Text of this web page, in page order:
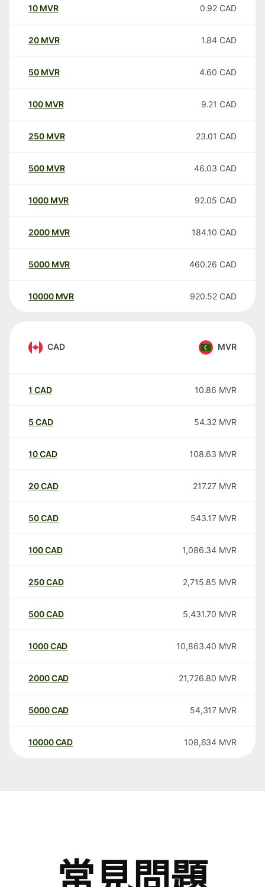
10 MVR 0.92 CAD
20 MVR 1.84 CAD
50 MVR 4.60 CAD
100 MVR 9.21 CAD
250 MVR 23.01 CAD
500 MVR 46.03 CAD
1000 MVR 92.05 CAD
2000 MVR 184.10 CAD
5000 MVR 460.26 CAD
10000 MVR 920.52 CAD
CAD MVR
1 CAD 10.86 MVR
5 CAD 54.32 MVR
10CAD 108.63 MVR
20CAD 217.27 MVR
50CAD 543.17 MVR
100CAD 1,086.34 MVR
250CAD 2,715.85 MVR
500CAD 5,431.70 MVR
1000CAD 10,863.40 MVR
2000CAD 21,726.80 MVR
5000CAD 54,317 MVR
10000 CAD 108,634 MVR